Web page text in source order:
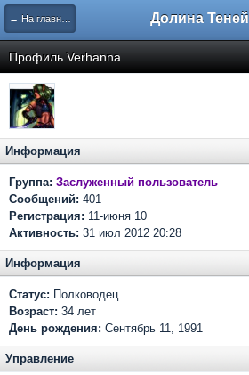
← На главную Долина Теней
Профиль Verhanna
Информация
Группа: Заслуженный пользователь
Сообщений: 401
Регистрация: 11-июня 10
Активность: 31 июл 2012 20:28
Информация
Статус: Полководец
Возраст: 34 лет
День рождения: Сентябрь 11, 1991
Управление